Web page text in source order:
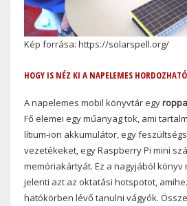
Kép forrása: https://solarspell.org/
HOGY IS NÉZ KI A NAPELEMES
A napelemes mobil könyvtár egy
Fő elemei egy műanyag tok, ami
lítium-ion akkumulátor, egy
vezetékeket, egy Raspberry Pi mini
memóriakártyát. Ez a nagyjából könyv
jelenti azt az oktatási hotspotot,
hatókörben lévő tanulni vágyók.